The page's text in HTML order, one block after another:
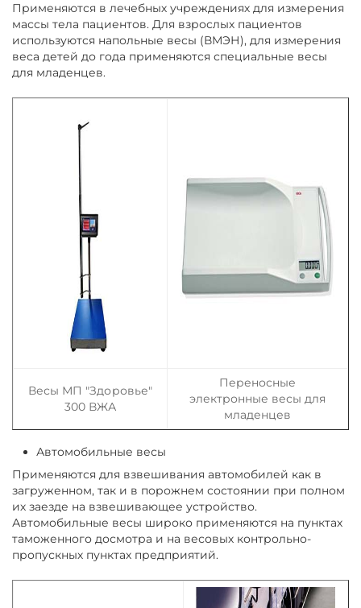
Применяются в лечебных учреждениях для измерения
массы тела пациентов. Для взрослых пациентов
используются напольные весы (ВМЭН), для измерения
веса детей до года применяются специальные весы
для младенцев.
Весы МП "Здоровье"
300 ВЖА
Переносные
электронные весы для
младенцев
Автомобильные весы
Применяются для взвешивания автомобилей как в
загруженном, так и в порожнем состоянии при полном
их заезде на взвешивающее устройство.
Автомобильные весы широко применяются на пунктах
таможенного досмотра и на весовых контрольно-
пропускных пунктах предприятий.